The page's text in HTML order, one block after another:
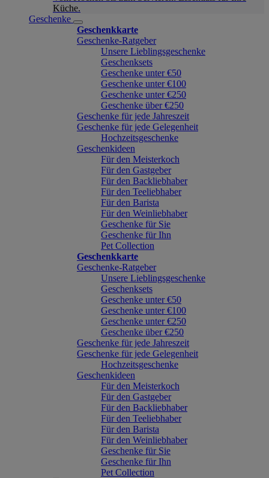
Küche.
Geschenke
Geschenkkarte
Geschenke-Ratgeber
Unsere Lieblingsgeschenke
Geschenksets
Geschenke unter €50
Geschenke unter €100
Geschenke unter €250
Geschenke über €250
Geschenke für jede Jahreszeit
Geschenke für jede Gelegenheit
Hochzeitsgeschenke
Geschenkideen
Für den Meisterkoch
Für den Gastgeber
Für den Backliebhaber
Für den Teeliebhaber
Für den Barista
Für den Weinliebhaber
Geschenke für Sie
Geschenke für Ihn
Pet Collection
Geschenkkarte
Geschenke-Ratgeber
Unsere Lieblingsgeschenke
Geschenksets
Geschenke unter €50
Geschenke unter €100
Geschenke unter €250
Geschenke über €250
Geschenke für jede Jahreszeit
Geschenke für jede Gelegenheit
Hochzeitsgeschenke
Geschenkideen
Für den Meisterkoch
Für den Gastgeber
Für den Backliebhaber
Für den Teeliebhaber
Für den Barista
Für den Weinliebhaber
Geschenke für Sie
Geschenke für Ihn
Pet Collection